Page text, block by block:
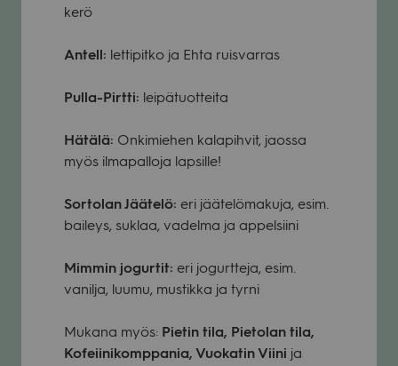
kerö
Antell: let­ti­pitko ja Ehta ruis­var­ras
Pulla-Pirtti: lei­pä­tuot­teita
Hätälä: Onki­mie­hen kala­pih­vit, jaossa
myös ilma­pal­loja lap­sille!
Sor­to­lan Jää­telö: eri jää­te­lö­ma­kuja, esim.
bai­leys, suklaa, vadelma ja appel­siini
Mim­min jogur­tit: eri jogurt­teja, esim.
vanilja, luumu, mus­tikka ja tyrni
Mukana myös: Pie­tin tila, Pie­to­lan tila,
Kofeii­ni­komp­pa­nia, Vuo­ka­tin Viini ja